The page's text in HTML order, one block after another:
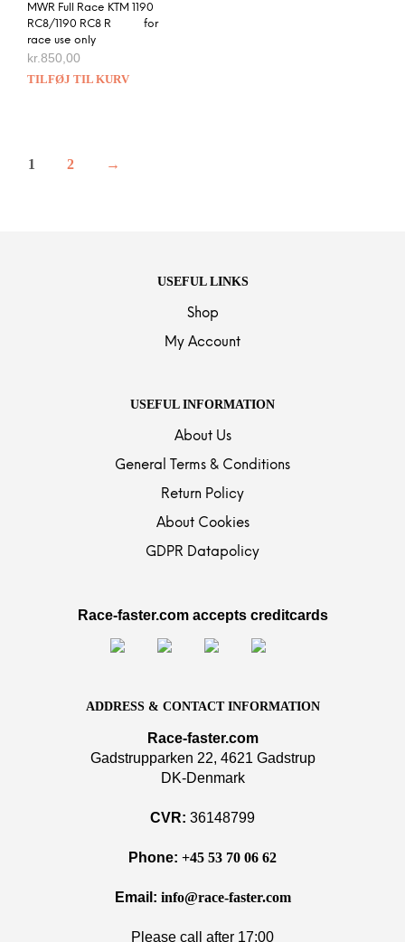
MWR Full Race KTM 1190
RC8/1190 RC8 R for
race use only
kr.850,00
TILFØJ TIL KURV
1 2 →
USEFUL LINKS
Shop
My Account
USEFUL INFORMATION
About Us
General Terms & Conditions
Return Policy
About Cookies
GDPR Datapolicy
Race-faster.com accepts creditcards
ADDRESS & CONTACT INFORMATION
Race-faster.com
Gadstrupparken 22, 4621 Gadstrup
DK-Denmark
CVR: 36148799
Phone: +45 53 70 06 62
Email: info@race-faster.com
Please call after 17:00